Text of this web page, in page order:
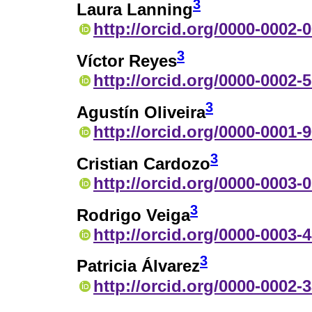
Laura Lanning3
http://orcid.org/0000-0002-
Víctor Reyes3
http://orcid.org/0000-0002-
Agustín Oliveira3
http://orcid.org/0000-0001-
Cristian Cardozo3
http://orcid.org/0000-0003-
Rodrigo Veiga3
http://orcid.org/0000-0003-
Patricia Álvarez3
http://orcid.org/0000-0002-